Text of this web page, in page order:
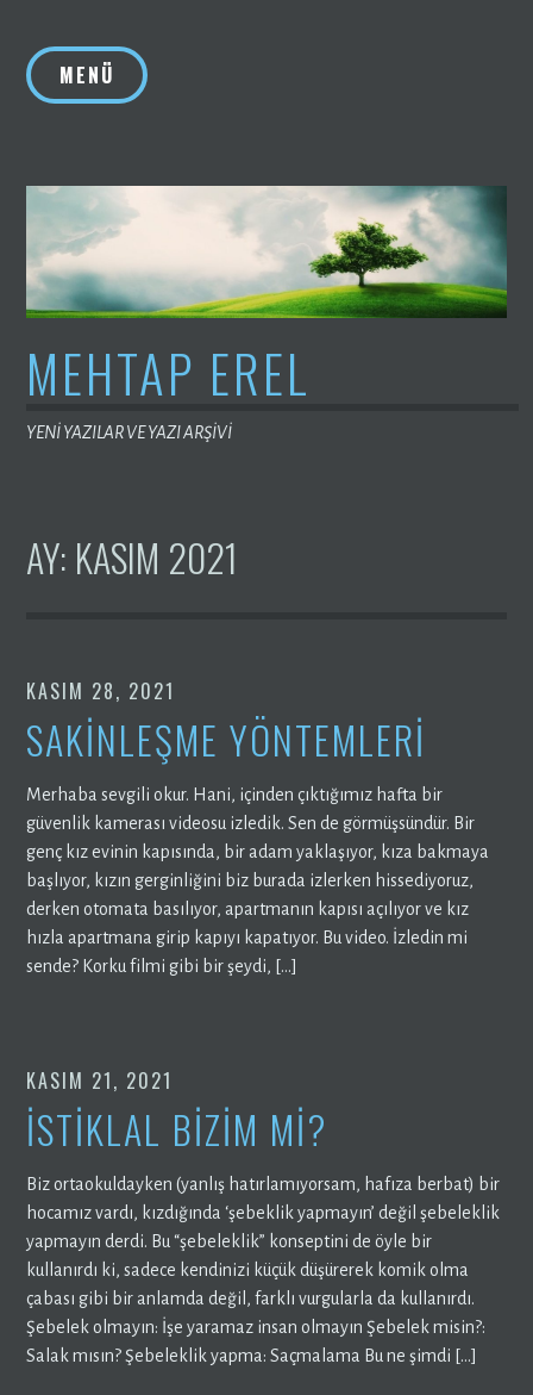
MENÜ
MEHTAP EREL
YENİ YAZILAR VE YAZI ARŞİVİ
AY: KASIM 2021
KASIM 28, 2021
SAKİNLEŞME YÖNTEMLERİ
Merhaba sevgili okur. Hani, içinden çıktığımız hafta bir
güvenlik kamerası videosu izledik. Sen de görmüşsündür. Bir
genç kız evinin kapısında, bir adam yaklaşıyor, kıza bakmaya
başlıyor, kızın gerginliğini biz burada izlerken hissediyoruz,
derken otomata basılıyor, apartmanın kapısı açılıyor ve kız
hızla apartmana girip kapıyı kapatıyor. Bu video. İzledin mi
sende? Korku filmi gibi bir şeydi, […]
KASIM 21, 2021
İSTİKLAL BİZİM Mİ?
Biz ortaokuldayken (yanlış hatırlamıyorsam, hafıza berbat) bir
hocamız vardı, kızdığında ‘şebeklik yapmayın’ değil şebeleklik
yapmayın derdi. Bu “şebeleklik” konseptini de öyle bir
kullanırdı ki, sadece kendinizi küçük düşürerek komik olma
çabası gibi bir anlamda değil, farklı vurgularla da kullanırdı.
Şebelek olmayın: İşe yaramaz insan olmayın Şebelek misin?:
Salak mısın? Şebeleklik yapma: Saçmalama Bu ne şimdi […]